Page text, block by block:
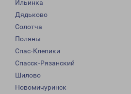
Ильинка
Дядьково
Солотча
Поляны
Спас-Клепики
Спасск-Рязанский
Шилово
Новомичуринск